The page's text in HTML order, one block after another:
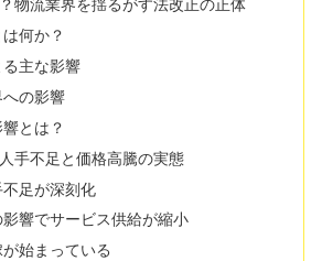
物流業界を揺るがす法改正の正体
何か？
主な影響
の影響
とは？
手不足と価格高騰の実態
足が深刻化
響でサービス供給が縮小
始まっている